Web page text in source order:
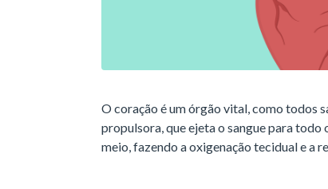
O coração é um órgão vital, como todos
propulsora, que ejeta o sangue para todo
meio, fazendo a oxigenação tecidual e a